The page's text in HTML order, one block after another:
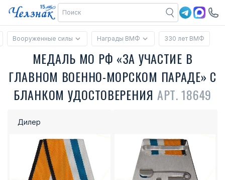
Вооруженные силы Награды ВМФ 330 лет ВМФ
МЕДАЛЬ МО РФ «ЗА УЧАСТИЕ В
ГЛАВНОМ ВОЕННО-МОРСКОМ ПАРАДЕ» С
БЛАНКОМ УДОСТОВЕРЕНИЯ АРТ. 18649
Дилер